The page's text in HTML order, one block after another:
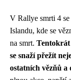
V Rallye smrti 4 se
Islandu, kde se
na smrt. Tentokrát
se snaží přežít
ostatních vězňů a